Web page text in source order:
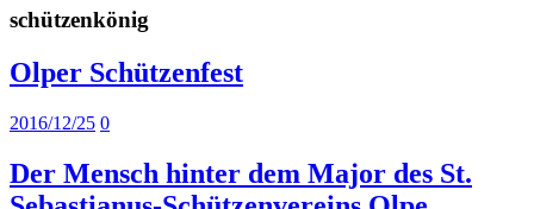
schützenkönig
Olper Schützenfest
2016/12/25 0
Der Mensch hinter dem Major des St.